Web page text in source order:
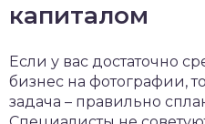
капиталом
Если у вас достаточно
бизнес на фотографии,
задача – правильно